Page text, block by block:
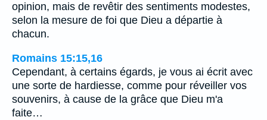
opinion, mais de revêtir des sentiments modestes,
selon la mesure de foi que Dieu a départie à
chacun.
Romains 15:15,16
Cependant, à certains égards, je vous ai écrit avec
une sorte de hardiesse, comme pour réveiller vos
souvenirs, à cause de la grâce que Dieu m'a
faite…